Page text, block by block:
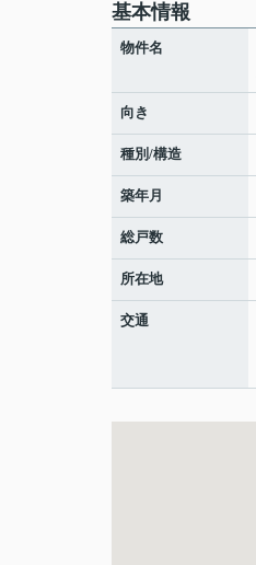
基本情報
物件名
向き
種別/構造
築年月
総戸数
所在地
交通